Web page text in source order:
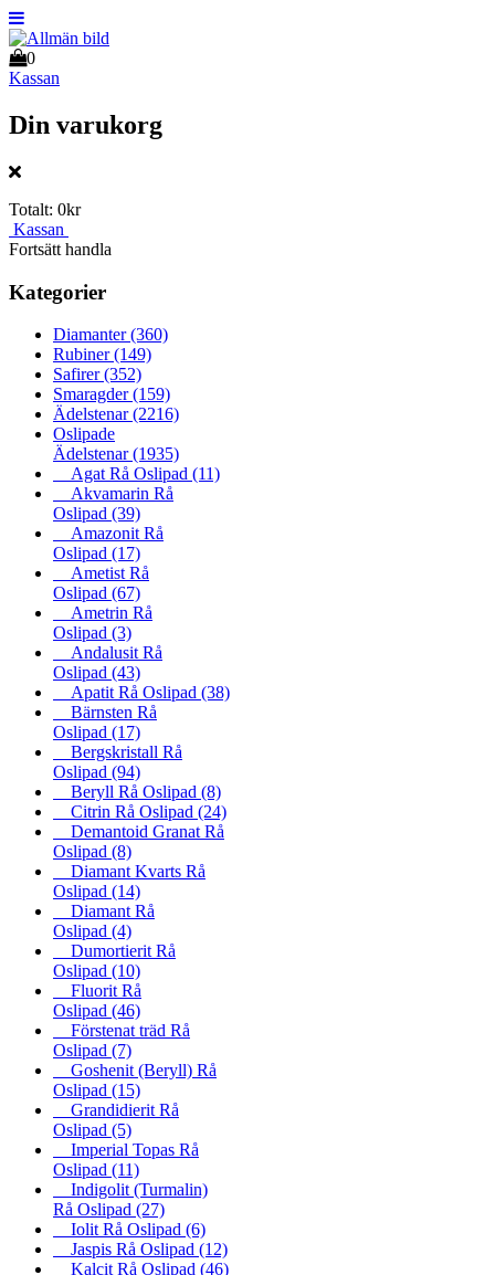
0
Kassan
Din varukorg
Totalt: 0kr
Kassan
Fortsätt handla
Kategorier
Diamanter(360)
Rubiner(149)
Safirer(352)
Smaragder(159)
Ädelstenar(2216)
Oslipade
Ädelstenar(1935)
Agat Rå Oslipad (11)
Akvamarin Rå
Oslipad (39)
Amazonit Rå
Oslipad (17)
Ametist Rå
Oslipad (67)
Ametrin Rå
Oslipad (3)
Andalusit Rå
Oslipad (43)
Apatit Rå Oslipad (38)
Bärnsten Rå
Oslipad (17)
Bergskristall Rå
Oslipad (94)
Beryll Rå Oslipad (8)
Citrin Rå Oslipad (24)
Demantoid Granat Rå
Oslipad (8)
Diamant Kvarts Rå
Oslipad (14)
Diamant Rå
Oslipad (4)
Dumortierit Rå
Oslipad (10)
Fluorit Rå
Oslipad (46)
Förstenat träd Rå
Oslipad (7)
Goshenit (Beryll) Rå
Oslipad (15)
Grandidierit Rå
Oslipad (5)
Imperial Topas Rå
Oslipad (11)
Indigolit (Turmalin)
Rå Oslipad (27)
Iolit Rå Oslipad (6)
Jaspis Rå Oslipad (12)
Kalcit Rå Oslipad (46)